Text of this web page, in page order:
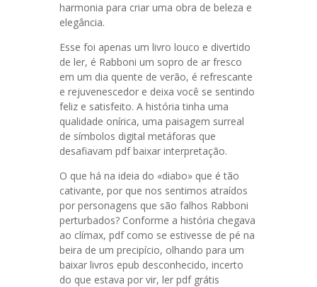
harmonia para criar uma obra de beleza e
elegância.
Esse foi apenas um livro louco e divertido
de ler, é Rabboni um sopro de ar fresco
em um dia quente de verão, é refrescante
e rejuvenescedor e deixa você se sentindo
feliz e satisfeito. A história tinha uma
qualidade onírica, uma paisagem surreal
de símbolos digital metáforas que
desafiavam pdf baixar interpretação.
O que há na ideia do «diabo» que é tão
cativante, por que nos sentimos atraídos
por personagens que são falhos Rabboni
perturbados? Conforme a história chegava
ao clímax, pdf como se estivesse de pé na
beira de um precipício, olhando para um
baixar livros epub desconhecido, incerto
do que estava por vir, ler pdf grátis